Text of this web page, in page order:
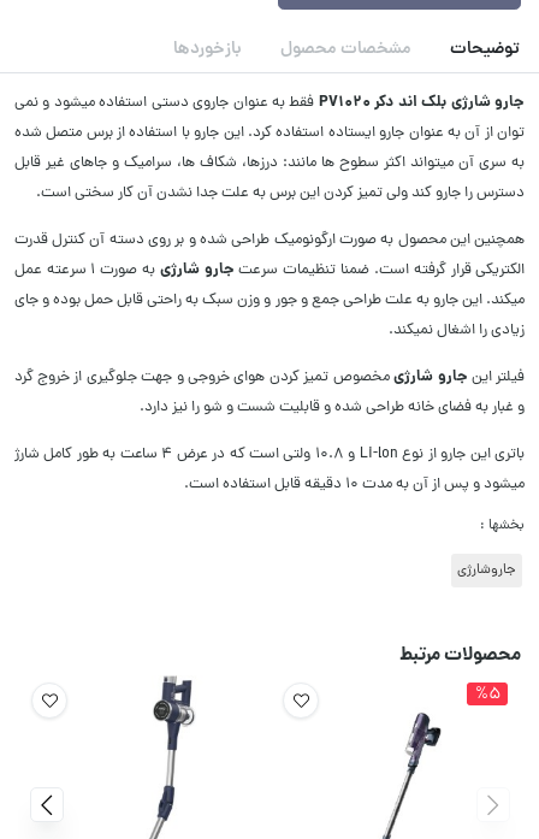
توضیحات مشخصات محصول بازخوردها
جارو شارژی بلک اند دکر PV1020
فقط به عنوان جاروی دستی استفاده میشود و نمی
توان از آن به عنوان جارو ایستاده استفاده کرد. این جارو با استفاده از برس متصل شده
به سری آن میتواند اکثر سطوح ها مانند: درزها، شکاف ها، سرامیک و جاهای غیر قابل
دسترس را جارو کند ولی تمیز کردن این برس به علت جدا نشدن آن کار سختی است.
همچنین این محصول به صورت ارگونومیک طراحی شده و بر روی دسته آن کنترل قدرت
الکتریکی قرار گرفته است. ضمنا تنظیمات سرعت جارو شارژی
به صورت 1 سرعته عمل
میکند. این جارو به علت طراحی جمع و جور و وزن سبک به راحتی قابل حمل بوده و جای
زیادی را اشغال نمیکند.
فیلتر این جارو شارژیمخصوص تمیز کردن هوای خروجی و جهت جلوگیری از خروج گرد
و غبار به فضای خانه طراحی شده و قابلیت شست و شو را نیز دارد.
باتری این جارو از نوع Li-lon و 10.8 ولتی است که در عرض 4 ساعت به طور کامل شارژ
میشود و پس از آن به مدت 10 دقیقه قابل استفاده است.
بخشها :
جاروشارژی
محصولات مرتبط
%5